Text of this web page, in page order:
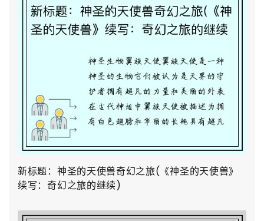
新标题：神圣的天使兽奇幻之旅(《神圣的天使兽》
续写：奇幻之旅的继续)